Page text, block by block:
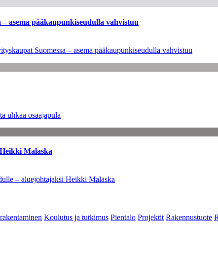
asema pääkaupunkiseudulla vahvistuu
Suomessa – asema pääkaupunkiseudulla vahvistuu
uhkaa osaajapula
Malaska
– aluejohtajaksi Heikki Malaska
Koulutus ja tutkimus Pientalo Projektit Rakennustuote